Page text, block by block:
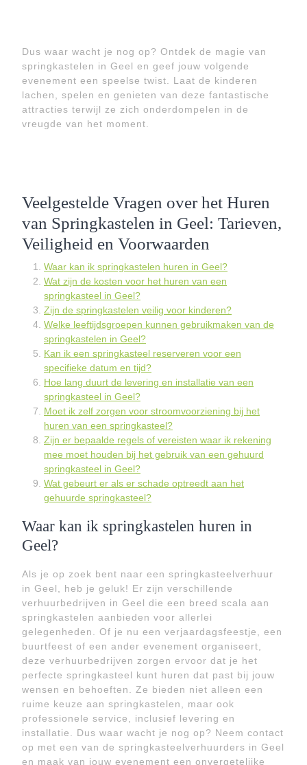
Dus waar wacht je nog op? Ontdek de magie van
springkastelen in Geel en geef jouw volgende
evenement een speelse twist. Laat de kinderen
lachen, spelen en genieten van deze fantastische
attracties terwijl ze zich onderdompelen in de
vreugde van het moment.
Veelgestelde Vragen over het Huren
van Springkastelen in Geel: Tarieven,
Veiligheid en Voorwaarden
Waar kan ik springkastelen huren in Geel?
Wat zijn de kosten voor het huren van een
springkasteel in Geel?
Zijn de springkastelen veilig voor kinderen?
Welke leeftijdsgroepen kunnen gebruikmaken van de
springkastelen in Geel?
Kan ik een springkasteel reserveren voor een
specifieke datum en tijd?
Hoe lang duurt de levering en installatie van een
springkasteel in Geel?
Moet ik zelf zorgen voor stroomvoorziening bij het
huren van een springkasteel?
Zijn er bepaalde regels of vereisten waar ik rekening
mee moet houden bij het gebruik van een gehuurd
springkasteel in Geel?
Wat gebeurt er als er schade optreedt aan het
gehuurde springkasteel?
Waar kan ik springkastelen huren in
Geel?
Als je op zoek bent naar een springkasteelverhuur
in Geel, heb je geluk! Er zijn verschillende
verhuurbedrijven in Geel die een breed scala aan
springkastelen aanbieden voor allerlei
gelegenheden. Of je nu een verjaardagsfeestje, een
buurtfeest of een ander evenement organiseert,
deze verhuurbedrijven zorgen ervoor dat je het
perfecte springkasteel kunt huren dat past bij jouw
wensen en behoeften. Ze bieden niet alleen een
ruime keuze aan springkastelen, maar ook
professionele service, inclusief levering en
installatie. Dus waar wacht je nog op? Neem contact
op met een van de springkasteelverhuurders in Geel
en maak van jouw evenement een onvergetelijke